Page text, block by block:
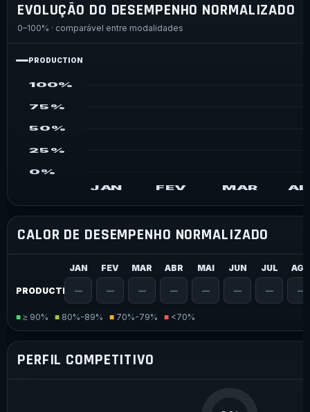
EVOLUÇÃO DO DESEMPENHO NORMALIZADO
0–100% · comparável entre modalidades
PRODUCTION
100%
75%
50%
25%
0%
JAN FEV MAR
CALOR DE DESEMPENHO NORMALIZADO
JAN FEV MAR ABR MAI JUN JUL AGO
PRODUCTION— — — — — — — —
■ ≥ 90% ■ 80%-89% ■ 70%-79% ■ <70%
PERFIL COMPETITIVO